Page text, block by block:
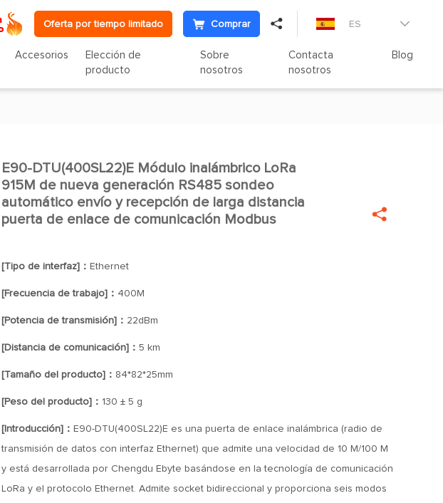
Oferta por tiempo limitado Comprar  ES 
Accesorios
Elección de
producto
Sobre
nosotros
Contacta
nosotros
Blog

E90-DTU(400SL22)E Módulo inalámbrico LoRa
915M de nueva generación RS485 sondeo
automático envío y recepción de larga distancia
puerta de enlace de comunicación Modbus

[Tipo de interfaz]： Ethernet
[Frecuencia de trabajo]： 400M
[Potencia de transmisión]： 22dBm
[Distancia de comunicación]： 5 km
[Tamaño del producto]： 84*82*25mm
[Peso del producto]： 130 ± 5 g
[Introducción]： E90-DTU(400SL22)E es una puerta de enlace inalámbrica (radio de
transmisión de datos con interfaz Ethernet) que admite una velocidad de 10 M/100 M
y está desarrollada por Chengdu Ebyte basándose en la tecnología de comunicación
LoRa y el protocolo Ethernet. Admite socket bidireccional y proporciona seis modos